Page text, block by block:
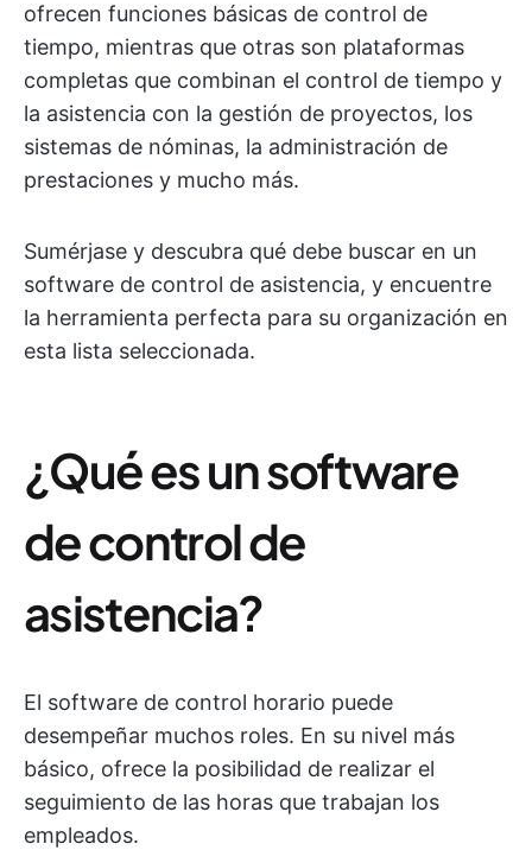
ofrecen funciones básicas de control de
tiempo, mientras que otras son plataformas
completas que combinan el control de tiempo y
la asistencia con la gestión de proyectos, los
sistemas de nóminas, la administración de
prestaciones y mucho más.
Sumérjase y descubra qué debe buscar en un
software de control de asistencia, y encuentre
la herramienta perfecta para su organización en
esta lista seleccionada.
¿Qué es un software
de control de
asistencia?
El software de control horario puede
desempeñar muchos roles. En su nivel más
básico, ofrece la posibilidad de realizar el
seguimiento de las horas que trabajan los
empleados.